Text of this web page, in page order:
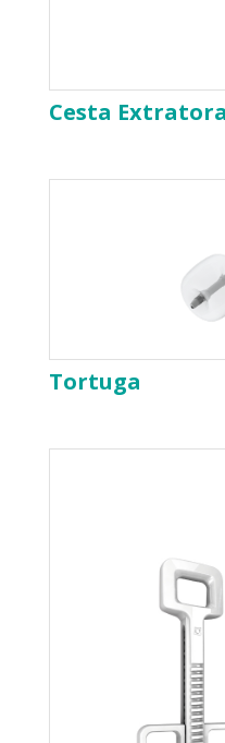
Cesta Extratora
Tortuga